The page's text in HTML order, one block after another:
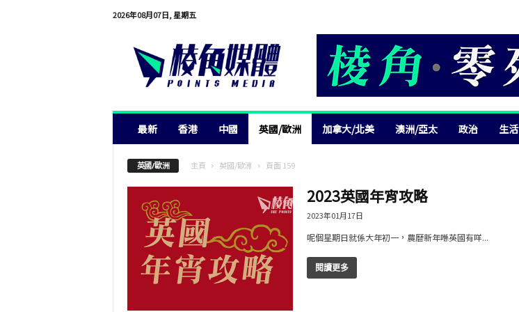
2026年08月07日, 星期五
最新 香港 中國 英國/歐洲 加拿大/北美 澳洲/亞太 政治 生活
英國/歐洲 主頁 英國/歐洲 頁面 159
2023英國年宵攻略
2023年01月17日
呢個星期日就係大年初一，農曆新年喺英國有咩...
閱讀更多